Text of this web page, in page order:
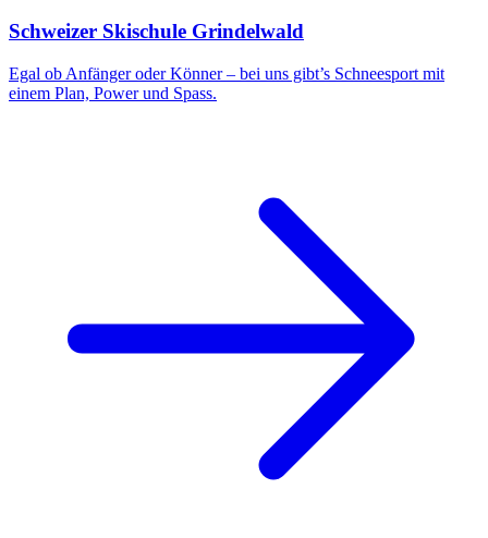
Schweizer Skischule Grindelwald
Egal ob Anfänger oder Könner – bei uns gibt’s Schneesport mit
einem Plan, Power und Spass.